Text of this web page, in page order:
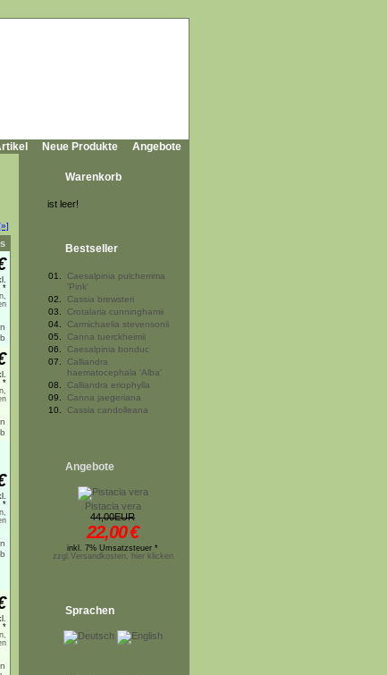
Neue Produkte Angebote
*
*
*
*
Warenkorb
ist leer!
Bestseller
01.
Caesalpinia pulcherrima
'Pink'
02.
Cassia brewsteri
03.
Crotalaria cunninghamii
04.
Carmichaelia stevensonii
05.
Canna tuerckheimii
06.
Caesalpinia bonduc
07.
Calliandra
haematocephala 'Alba'
08.
Calliandra eriophylla
09.
Canna jaegeriana
10.
Cassia candolleana
Angebote
Pistacia vera
44,00EUR
22,00€
inkl. 7% Umsatzsteuer *
zzgl.Versandkosten, hier klicken
Sprachen